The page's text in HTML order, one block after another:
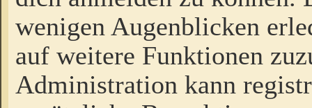
wenigen Augenblicken
auf weitere Funktionen
Administration kann